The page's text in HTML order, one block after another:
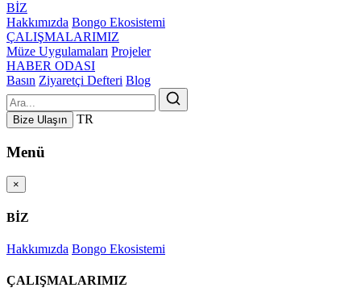
BİZ
Hakkımızda Bongo Ekosistemi
ÇALIŞMALARIMIZ
Müze Uygulamaları Projeler
HABER ODASI
Basın Ziyaretçi Defteri Blog
Bize Ulaşın TR
Menü
×
BİZ
Hakkımızda Bongo Ekosistemi
ÇALIŞMALARIMIZ